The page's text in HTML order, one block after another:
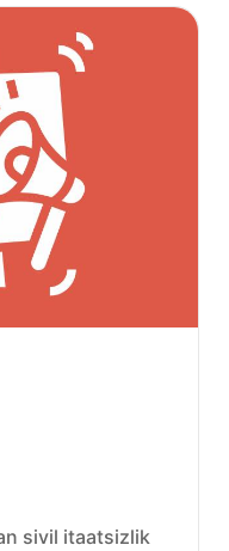
sivil itaatsizlik